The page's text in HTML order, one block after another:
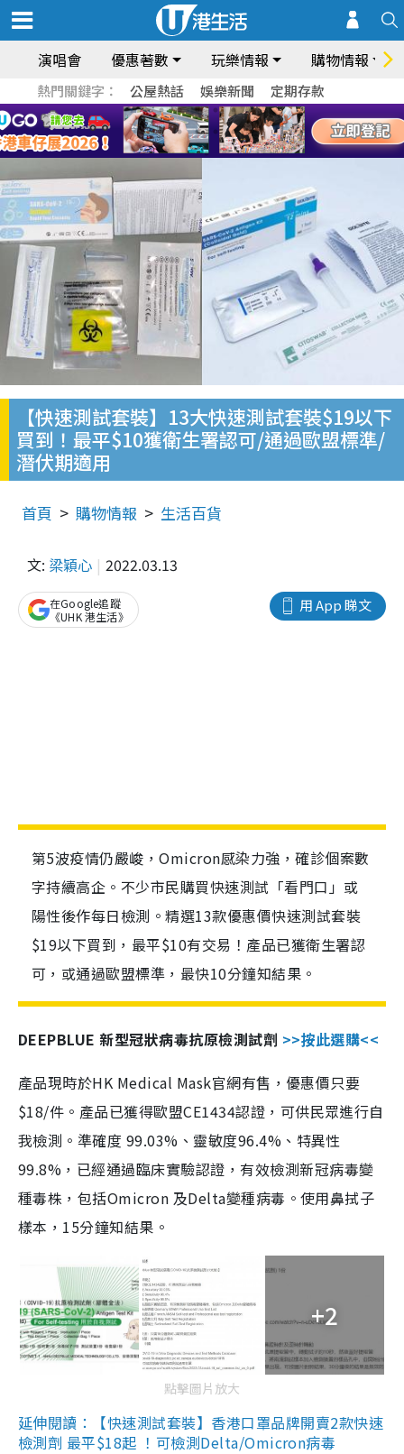
演唱會 優惠著數 玩樂情報 購物情報
熱門關鍵字： 公屋熱話 娛樂新聞 定期存款
【快速測試套裝】13大快速測試套裝$19以下
買到！最平$10獲衛生署認可/通過歐盟標準/
潛伏期適用
首頁 購物情報 生活百貨
文: 梁穎心 2022.03.13
用 App 睇文
在Google追蹤
《UHK 港生活》
第5波疫情仍嚴峻，Omicron感染力強，確診個案數
字持續高企。不少市民購買快速測試「看門口」或
陽性後作每日檢測。精選13款優惠價快速測試套裝
$19以下買到，最平$10有交易！產品已獲衛生署認
可，或通過歐盟標準，最快10分鐘知結果。
DEEPBLUE 新型冠狀病毒抗原檢測試劑 >>按此選購<<
產品現時於HK Medical Mask官網有售，優惠價只要
$18/件。產品已獲得歐盟CE1434認證，可供民眾進行自
我檢測。準確度 99.03%、靈敏度96.4%、特異性
99.8%，已經通過臨床實驗認證，有效檢測新冠病毒變
種毒株，包括Omicron 及Delta變種病毒。使用鼻拭子
樣本，15分鐘知結果。
+2
點擊圖片放大
延伸閱讀：【快速測試套裝】香港口罩品牌開賣2款快速
檢測劑 最平$18起 ！可檢測Delta/Omicron病毒